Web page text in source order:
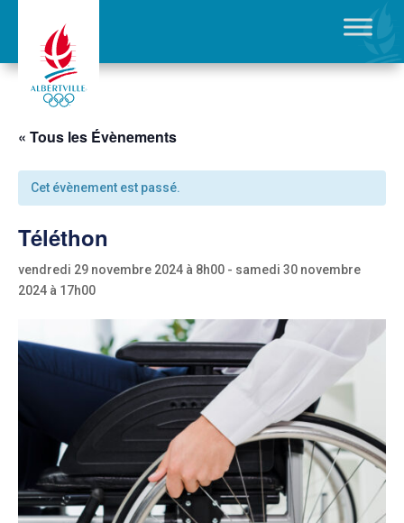
« Tous les Évènements
Cet évènement est passé.
Téléthon
vendredi 29 novembre 2024 à 8h00 - samedi 30 novembre
2024 à 17h00